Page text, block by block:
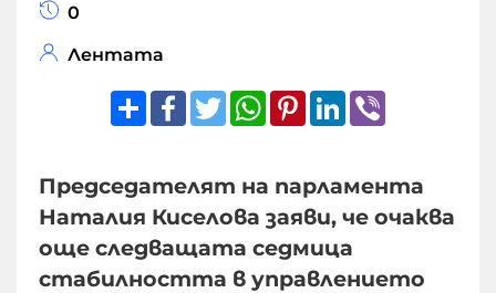
0
Лентата
ShareFacebook
TwitterWhatsApp
Pinterest
LinkedIn
Председателят на парламента
Наталия Киселова заяви, че очаква
още следващата седмица
стабилността в управлението